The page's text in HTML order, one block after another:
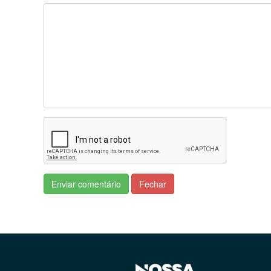
infecção em pessoas expostas ao
ser preciso analisar o benefício para os
Ela considera que o medicamento
problema da pandemia. "Acredito que
complicações. Talvez seja o caso. É um
A farmacêutica bioquímica e
que o medicamento seja inviável
medicamento de anticorpos
Enviar comentário Fechar